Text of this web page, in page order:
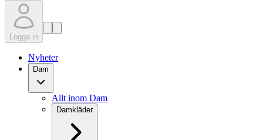
Logga in
Nyheter
Dam
Allt inom Dam
Damkläder